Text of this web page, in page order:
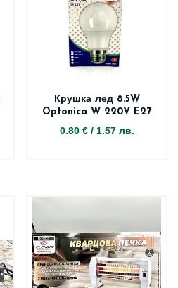
Крушка лед 8.5W
Optonica W 220V E27
0.80 €/ 1.57 лв.